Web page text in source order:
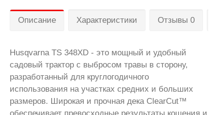
Описание Характеристики Отзывы 0
Husqvarna TS 348XD - это мощный и удобный
садовый трактор с выбросом травы в сторону,
разработанный для круглогодичного
использования на участках средних и больших
размеров. Широкая и прочная дека ClearCut™